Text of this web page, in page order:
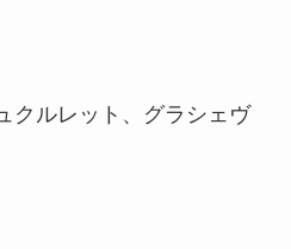
ルレット、グラシェヴ